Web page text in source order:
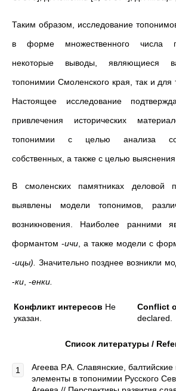
Таким образом, исследование
в форме множественного числа
некоторые выводы, являющиеся
топонимии Смоленского края, так и для
Настоящее исследование
привлечения исторических
топонимии с целью анализа
собственных, а также с целью
В смоленских памятниках деловой
выявлены модели топонимов,
возникновения. Наиболее ранними
формантом -ичи , а также модели с
-ицы).
Значительно позднее возникли
-ки , -енки.
Конфликт интересов Не
указан.
Conflict
declared.
Список литературы /
Агеева Р.А. Славянские,
элементы в топонимии Русского